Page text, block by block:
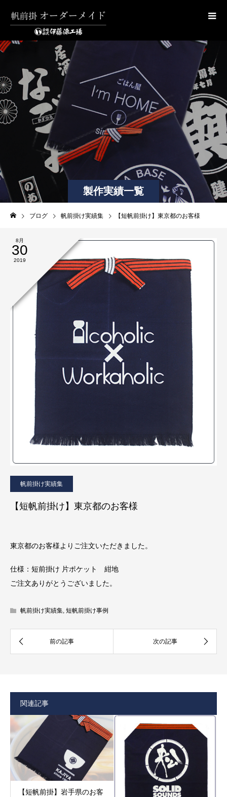
製作実績一覧
ブログ 帆前掛け実績集 【短帆前掛け】東京都のお客様
8月
30
2019
帆前掛け実績集
【短帆前掛け】東京都のお客様
東京都のお客様よりご注文いただきました。
仕様：短前掛け 片ポケット 紺地
ご注文ありがとうございました。
帆前掛け実績集, 短帆前掛け事例
関連記事
【短帆前掛】岩手県のお客